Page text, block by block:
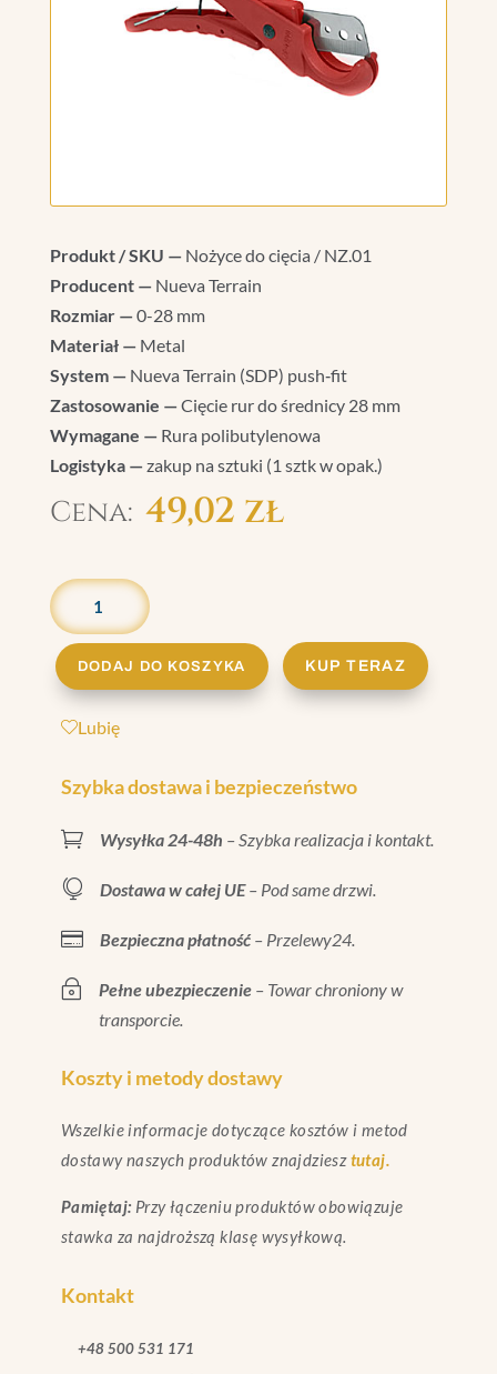
Produkt / SKU —Nożyce do cięcia / NZ.01
Producent —Nueva Terrain
Rozmiar —0-28 mm
Materiał —Metal
System —Nueva Terrain (SDP) push‑fit
Zastosowanie —Cięcie rur do średnicy 28 mm
Wymagane —Rura polibutylenowa
Logistyka —zakup na sztuki (1 sztk w opak.)
49,02 zł
NOŻYCE
DO
CIĘCIA
RUR
PB
28
DODAJ DO KOSZYKA KUP TERAZ
Lubię
Szybka dostawa i bezpieczeństwo
 Wysyłka 24-48h – Szybka realizacja i kontakt.
 Dostawa w całej UE– Pod same drzwi.
 Bezpieczna płatność– Przelewy24.
~ Pełne ubezpieczenie– Towar chroniony w
transporcie.
Koszty i metody dostawy
Wszelkie informacje dotyczące kosztów i metod
dostawy naszych produktów znajdziesztutaj.
Pamiętaj: Przy łączeniu produktów obowiązuje
stawka za najdroższą klasę wysyłkową.
Kontakt
+48 500 531 171